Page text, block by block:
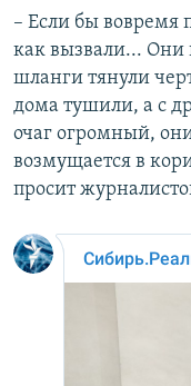
– Если бы вовремя
как вызвали... Они
шланги тянули
дома тушили, а с
очаг огромный,
возмущается в
просит